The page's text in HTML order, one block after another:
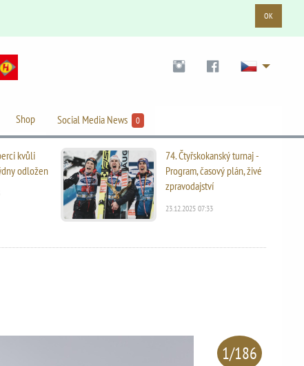
OK
Shop Social Media News 0
kvůli
odložen
74. Čtyřskokanský turnaj -
Program, časový plán, živé
zpravodajství
23.12.2025 07:33
1/186